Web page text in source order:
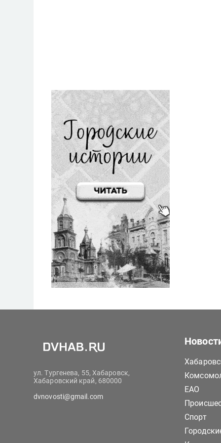
ул. Тургенева, 55, Хабаровск,
Хабаровский край, 680000
dvnovosti@gmail.com
ЕАО
Спорт